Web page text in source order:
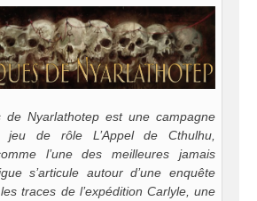
de Nyarlathotep est une campagne
jeu de rôle L’Appel de Cthulhu,
l’une des meilleures jamais
s’articule autour d’une enquête
traces de l’expédition Carlyle, une